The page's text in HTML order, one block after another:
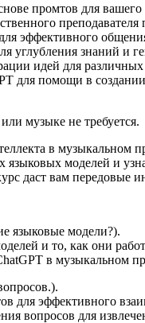
промтов для
эффективного
углубления знаний и
идей для
для помощи в
музыке не требуется.
в
языковых моделей и
даст вам
языковые модели?).
и то, как они
в музыкальном
для эффективного
вопросов для